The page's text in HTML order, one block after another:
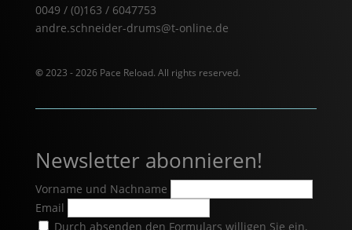
0049 / (0)163 / 6047753
andre.schneider-drums@t-online.de
©2023 - 2026 Pace Reload. All rights reserved.
Newsletter abonnieren!
Vorname und Nachname
Email
Durch absenden den Formulars willigen Sie ein,